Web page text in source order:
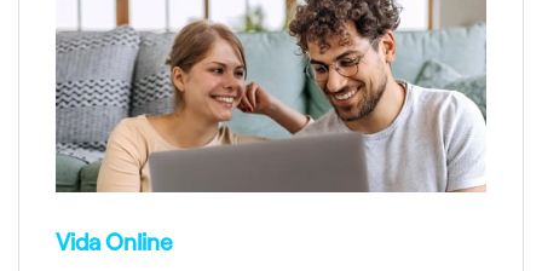
Vida Online